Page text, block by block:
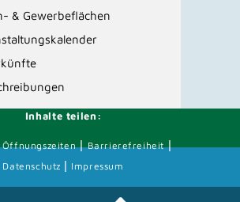
& Gewerbeflächen
Inhalte teilen:
Öffnungszeiten|Barrierefreiheit|
Datenschutz | Impressum